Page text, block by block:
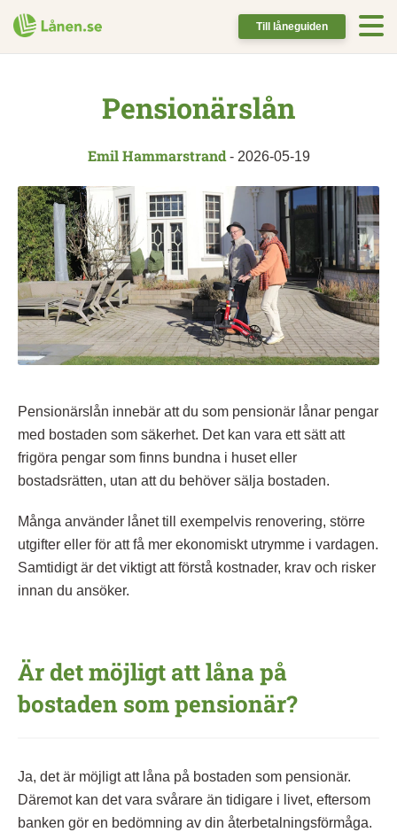
Till låneguiden
Pensionärslån
Emil Hammarstrand- 2026-05-19
Pensionärslån innebär att du som pensionär lånar pengar
med bostaden som säkerhet. Det kan vara ett sätt att
frigöra pengar som finns bundna i huset eller
bostadsrätten, utan att du behöver sälja bostaden.
Många använder lånet till exempelvis renovering, större
utgifter eller för att få mer ekonomiskt utrymme i vardagen.
Samtidigt är det viktigt att förstå kostnader, krav och risker
innan du ansöker.
Är det möjligt att låna på
bostaden som pensionär?
Ja, det är möjligt att låna på bostaden som pensionär.
Däremot kan det vara svårare än tidigare i livet, eftersom
banken gör en bedömning av din återbetalningsförmåga.